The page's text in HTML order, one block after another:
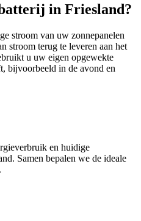
in Friesland?
stroom van uw zonnepanelen
stroom terug te leveren aan het
u uw eigen opgewekte
bijvoorbeeld in de avond en
en huidige
. Samen bepalen we de ideale